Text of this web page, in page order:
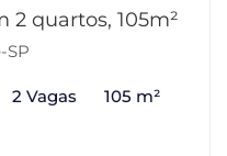
2 quartos, 105m²
SP
2 Vagas 105 m²